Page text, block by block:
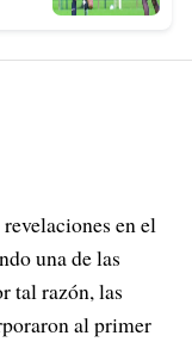
en el
una de las
tal razón, las
al primer